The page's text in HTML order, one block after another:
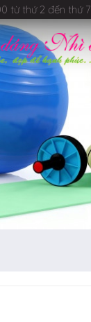
từ thứ 2 đến thứ 7